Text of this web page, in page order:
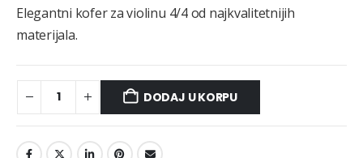
Elegantni kofer za violinu 4/4 od najkvalitetnijih
materijala.
DODAJ U KORPU